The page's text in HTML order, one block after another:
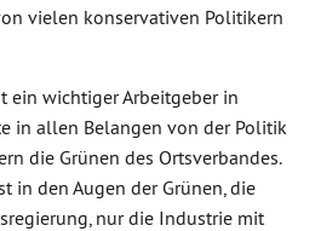
vielen konservativen Politikern
ein wichtiger Arbeitgeber in
in allen Belangen von der Politik
die Grünen des Ortsverbandes.
in den Augen der Grünen, die
nur die Industrie mit